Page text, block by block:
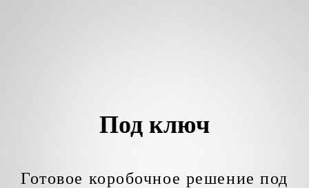
Под ключ
Готовое коробочное решение под